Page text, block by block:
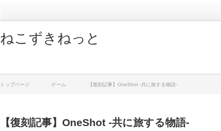
ねこずきねっと
トップページ ゲーム 【復刻記事】OneShot -共に旅する物語-
【復刻記事】OneShot -共に旅する物語-